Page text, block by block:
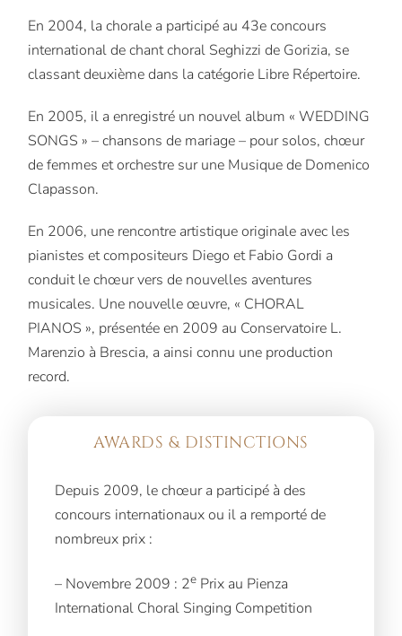
En 2004, la chorale a participé au 43e concours
international de chant choral Seghizzi de Gorizia, se
classant deuxième dans la catégorie Libre Répertoire.
En 2005, il a enregistré un nouvel album « WEDDING
SONGS » – chansons de mariage – pour solos, chœur
de femmes et orchestre sur une Musique de Domenico
Clapasson.
En 2006, une rencontre artistique originale avec les
pianistes et compositeurs Diego et Fabio Gordi a
conduit le chœur vers de nouvelles aventures
musicales. Une nouvelle œuvre, « CHORAL
PIANOS », présentée en 2009 au Conservatoire L.
Marenzio à Brescia, a ainsi connu une production
record.
AWARDS & DISTINCTIONS
Depuis 2009, le chœur a participé à des
concours internationaux ou il a remporté de
nombreux prix :
– Novembre 2009 : 2e Prix au Pienza
International Choral Singing Competition